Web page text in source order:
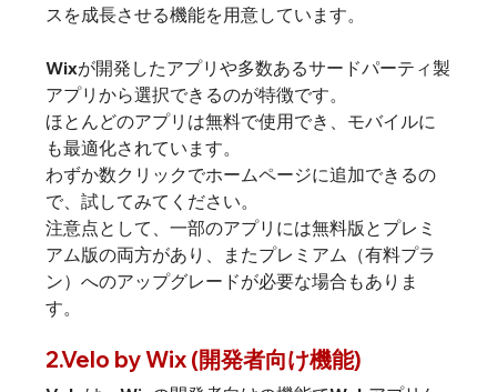
スを成長させる機能を用意しています。
Wixが開発したアプリや多数あるサードパーティ製
アプリから選択できるのが特徴です。
ほとんどのアプリは無料で使用でき、モバイルに
も最適化されています。
わずか数クリックでホームページに追加できるの
で、試してみてください。
注意点として、一部のアプリには無料版とプレミ
アム版の両方があり、またプレミアム（有料プラ
ン）へのアップグレードが必要な場合もありま
す。
2.Velo by Wix (開発者向け機能)